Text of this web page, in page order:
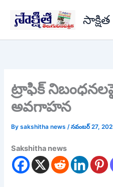
content
ట్రాఫిక్
అవగాహన
Bysakshitha news/నవంబర్ 27,
Sakshitha news